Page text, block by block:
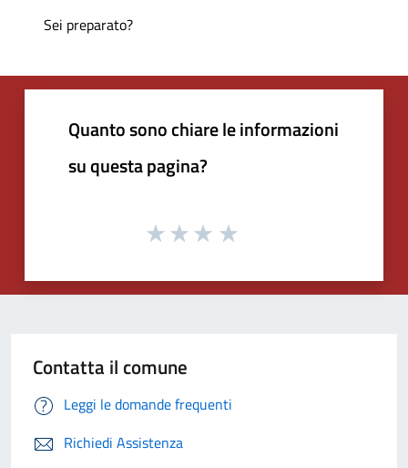
Sei preparato?
Quanto sono chiare le informazioni
su questa pagina?
Contatta il comune
Leggi le domande frequenti
Richiedi Assistenza